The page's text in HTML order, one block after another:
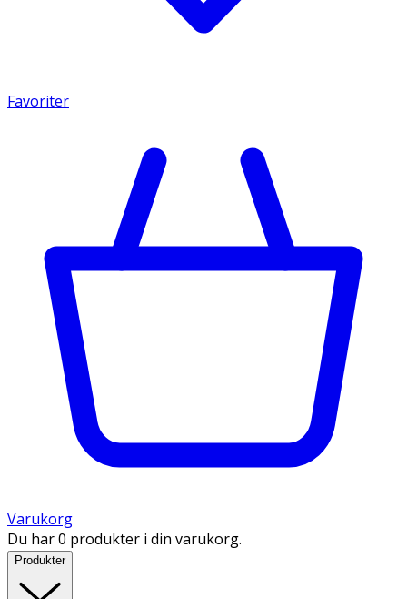
Favoriter
Varukorg
Du har 0 produkter i din varukorg.
Produkter